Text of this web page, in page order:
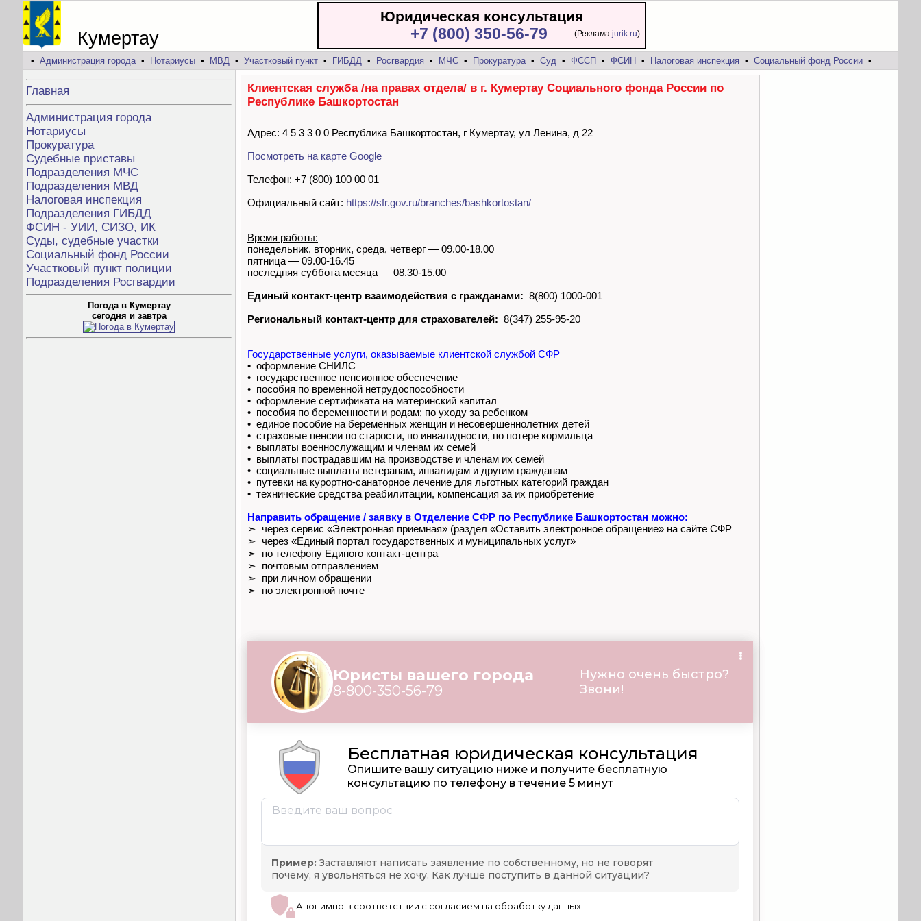
Кумертау
Юридическая консультация
+7 (800) 350-56-79 (Реклама jurik.ru)
• Администрация города• Нотариусы • МВД • Участковый пункт • ГИБДД • Росгвардия • МЧС • Прокуратура• Суд • ФССП • ФСИН • Налоговая инспекция • Социальный фонд России •
Главная
Администрация города
Нотариусы
Прокуратура
Судебные приставы
Подразделения МЧС
Подразделения МВД
Налоговая инспекция
Подразделения ГИБДД
ФСИН - УИИ, СИЗО, ИК
Суды, судебные участки
Социальный фонд России
Участковый пункт полиции
Подразделения Росгвардии
Погода в Кумертау
сегодня и завтра
Клиентская служба /на правах отдела/ в г. Кумертау Социального фонда России по
Республике Башкортостан
Адрес: 4 5 3 3 0 0 Республика Башкортостан, г Кумертау, ул Ленина, д 22
Посмотреть на карте Google
Телефон: +7 (800) 100 00 01
Официальный сайт: https://sfr.gov.ru/branches/bashkortostan/
Время работы:
понедельник, вторник, среда, четверг — 09.00-18.00
пятница — 09.00-16.45
последняя суббота месяца — 08.30-15.00
Единый контакт-центр взаимодействия с гражданами: 8(800) 1000-001
Региональный контакт-центр для страхователей: 8(347) 255-95-20
Государственные услуги, оказываемые клиентской службой СФР
• оформление СНИЛС
• государственное пенсионное обеспечение
• пособия по временной нетрудоспособности
• оформление сертификата на материнский капитал
• пособия по беременности и родам; по уходу за ребенком
• единое пособие на беременных женщин и несовершеннолетних детей
• страховые пенсии по старости, по инвалидности, по потере кормильца
• выплаты военнослужащим и членам их семей
• выплаты пострадавшим на производстве и членам их семей
• социальные выплаты ветеранам, инвалидам и другим гражданам
• путевки на курортно-санаторное лечение для льготных категорий граждан
• технические средства реабилитации, компенсация за их приобретение
Направить обращение / заявку в Отделение СФР по Республике Башкортостан можно:
➣ через сервис «Электронная приемная» (раздел «Оставить электронное обращение» на сайте СФР
➣ через «Единый портал государственных и муниципальных услуг»
➣ по телефону Единого контакт-центра
➣ почтовым отправлением
➣ при личном обращении
➣ по электронной почте